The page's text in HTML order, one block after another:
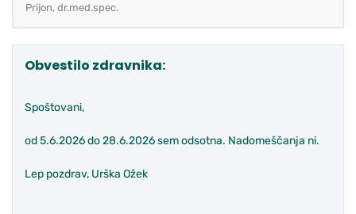
Prijon, dr.med.spec.
Obvestilo zdravnika:
Spoštovani,
od 5.6.2026 do 28.6.2026 sem odsotna. Nadomeščanja ni.
Lep pozdrav, Urška Ožek